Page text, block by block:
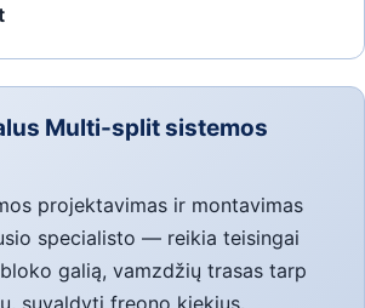
Multi-split sistemos
projektavimas ir montavimas
specialisto — reikia teisingai
galią, vamzdžių trasas tarp
suvaldyti freono kiekius.